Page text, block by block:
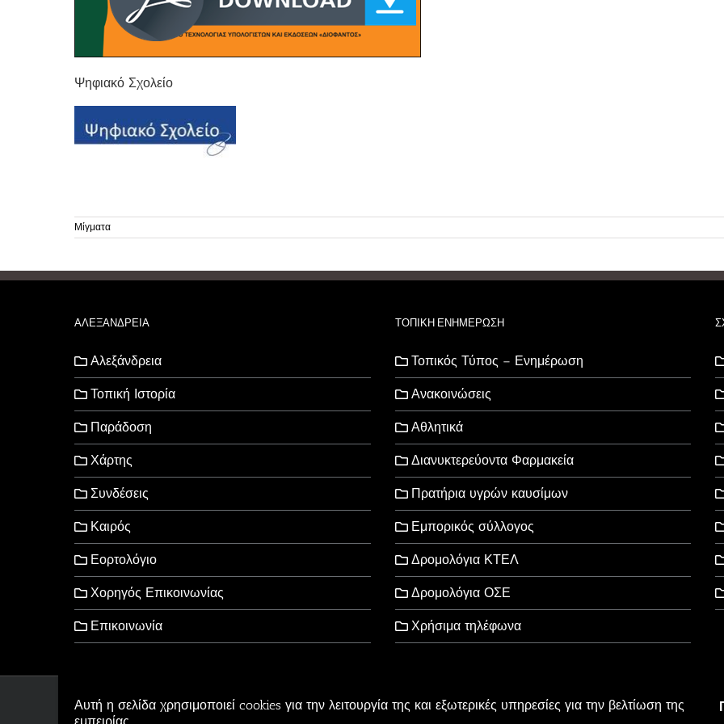
Αυτή η σελίδα χρησιμοποιεί cookies για την λειτουργία της και εξωτερικές υπηρεσίες για την βελτίωση της
Ψηφιακό Σχολείο
Μίγματα
ΑΛΕΞΑΝΔΡΕΙΑ
Αλεξάνδρεια
Τοπική Ιστορία
Παράδοση
Χάρτης
Συνδέσεις
Καιρός
Εορτολόγιο
Χορηγός Επικοινωνίας
Επικοινωνία
ΤΟΠΙΚΗ ΕΝΗΜΕΡΩΣΗ
Τοπικός Τύπος – Ενημέρωση
Ανακοινώσεις
Αθλητικά
Διανυκτερεύοντα Φαρμακεία
Πρατήρια υγρών καυσίμων
Εμπορικός σύλλογος
Δρομολόγια ΚΤΕΛ
Δρομολόγια ΟΣΕ
Χρήσιμα τηλέφωνα
Copyright © 2006-2026 - All Rights Reserved